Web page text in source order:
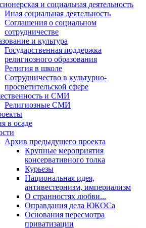
и социальная деятельность
Иная социальная деятельность
Соглашения о социальном
сотрудничестве
и культура
Государственная поддержка
религиозного образования
Религия в школе
Сотрудничество в культурно-
просветительской сфере
и СМИ
Религиозные СМИ
в осаде
Архив предыдущего проекта
Крупные мероприятия
консервативного толка
Курьезы
Национальная идея,
антивестернизм, империализм
О странностях любви...
Оправдания дела ЮКОСа
Основания пересмотра
приватизации